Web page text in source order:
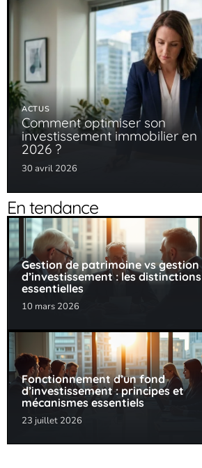
ACTUS
Comment optimiser son
investissement immobilier en
2026 ?
30 avril 2026
En tendance
Gestion de patrimoine vs gestion
d’investissement : les distinctions
essentielles
10 mars 2026
Fonctionnement d’un fond
d’investissement : principes et
mécanismes essentiels
23 juillet 2026